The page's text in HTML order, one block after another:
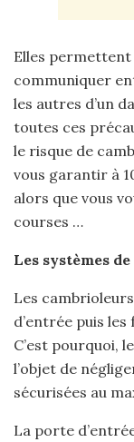
Elles permettent
communiquer
les autres d’un
toutes ces
le risque de
vous garantir à
alors que vous
courses …
Les systèmes
Les
d’entrée puis
C’est pourquoi,
l’objet de
sécurisées au
La porte